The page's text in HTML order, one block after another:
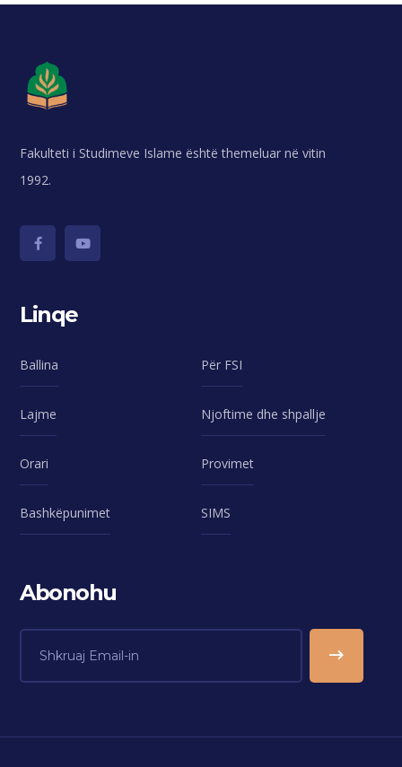
Fakulteti i Studimeve Islame është themeluar në vitin
1992.
Linqe
Ballina Për FSI
Lajme Njoftime dhe shpallje
Orari Provimet
Bashkëpunimet SIMS
Abonohu